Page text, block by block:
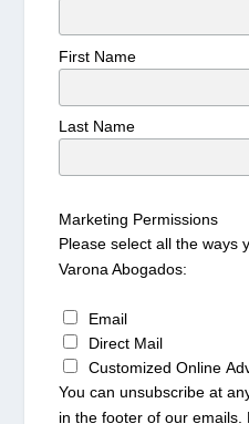
First Name
Last Name
Marketing Permissions
Please select all the ways
Varona Abogados:
Email
Direct Mail
Customized Online
You can unsubscribe at
in the footer of our